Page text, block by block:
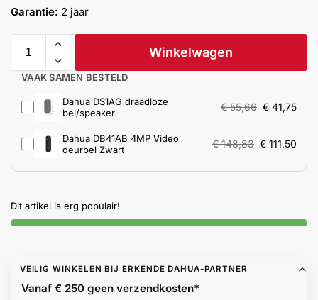
Inbraakbeveiliging
Merken
service
Garantie: 2 jaar
Winkelwagen
VAAK SAMEN BESTELD
Dahua DS1AG draadloze
bel/speaker
€55,66 € 41,75
Dahua DB41AB 4MP Video
deurbel Zwart
€148,83 € 111,50
Dit artikel is erg populair!
VEILIG WINKELEN BIJ ERKENDE DAHUA-PARTNER
Vanaf € 250 geenverzendkosten*